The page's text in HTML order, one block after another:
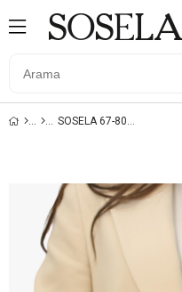
SOSELA 67-8078 SIYAH